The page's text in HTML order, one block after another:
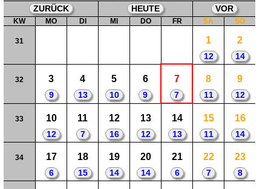
ZURÜCK HEUTE VOR
KW MO DI MI DO FR SA SO
31 1
12
2
14
32 3
9
4
13
5
10
6
9
7
7
8
11
9
12
33 10
12
11
7
12
16
13
12
14
13
15
11
16
14
34 17
6
18
15
19
14
20
14
21
6
22
7
23
8